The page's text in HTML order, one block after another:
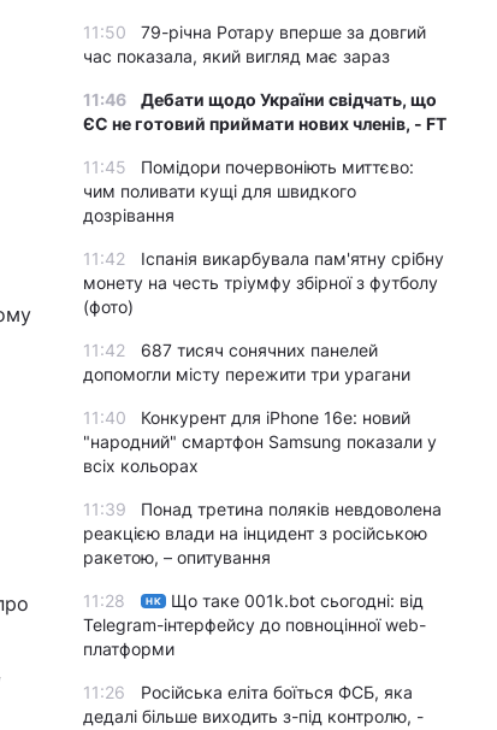
11:50
79-річна Ротару вперше за довгий
час показала, який вигляд має зараз
11:46
Дебати щодо України свідчать, що
ЄС не готовий приймати нових членів, - FT
11:45
Помідори почервоніють миттєво:
чим поливати кущі для швидкого
дозрівання
11:42
Іспанія викарбувала пам'ятну срібну
монету на честь тріумфу збірної з футболу
(фото)
11:42
687 тисяч сонячних панелей
допомогли місту пережити три урагани
11:40
Конкурент для iPhone 16e: новий
"народний" смартфон Samsung показали у
всіх кольорах
11:39
Понад третина поляків невдоволена
реакцією влади на інцидент з російською
ракетою, – опитування
11:28 НК
Що таке 001k.bot сьогодні: від
Telegram-інтерфейсу до повноцінної web-
платформи
11:26
Російська еліта боїться ФСБ, яка
дедалі більше виходить з-під контролю, -